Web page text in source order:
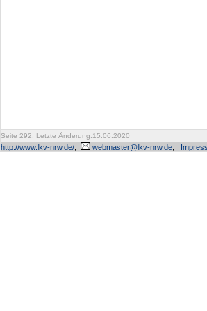
Seite 292, Letzte Änderung:15.06.2020
http://www.lkv-nrw.de/
webmaster@lkv-nrw.de